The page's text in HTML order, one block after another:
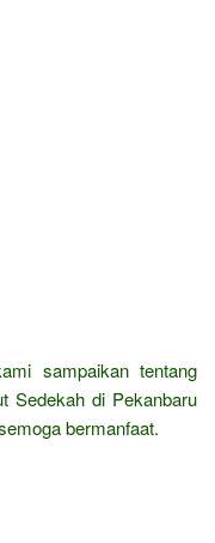
sampaikan tentang
Sedekah di Pekanbaru
bermanfaat.